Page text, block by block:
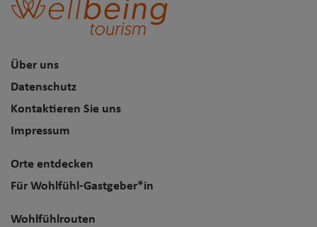
Über uns
Datenschutz
Kontaktieren Sie uns
Impressum
Orte entdecken
Für Wohlfühl-Gastgeber*in
Wohlfühlrouten